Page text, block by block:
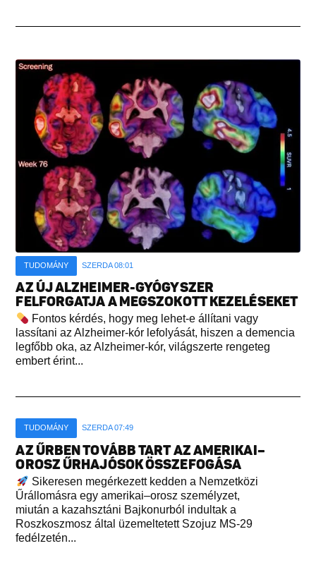
TUDOMÁNY SZERDA 08:01
AZ ÚJ ALZHEIMER-GYÓGYSZER
FELFORGATJA A MEGSZOKOTT KEZELÉSEKET
Fontos kérdés, hogy meg lehet-e állítani vagy
lassítani az Alzheimer-kór lefolyását, hiszen a demencia
legfőbb oka, az Alzheimer-kór, világszerte rengeteg
embert érint...
TUDOMÁNY SZERDA 07:49
AZ ŰRBEN TOVÁBB TART AZ AMERIKAI–
OROSZ ŰRHAJÓSOK ÖSSZEFOGÁSA
Sikeresen megérkezett kedden a Nemzetközi
Űrállomásra egy amerikai–orosz személyzet,
miután a kazahsztáni Bajkonurból indultak a
Roszkoszmosz által üzemeltetett Szojuz MS-29
fedélzetén...